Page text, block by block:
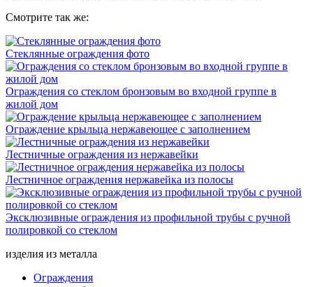
Смотрите так же:
Стеклянные ограждения фото
Ограждения со стеклом бронзовым во входной группе в
жилой дом
Ограждение крыльца нержавеющее с заполнением
Лестничные ограждения из нержавейки
Лестничное ограждения нержавейка из полосы
Эксклюзивные ограждения из профильной трубы с ручной
полировкой со стеклом
изделия из металла
Ограждения